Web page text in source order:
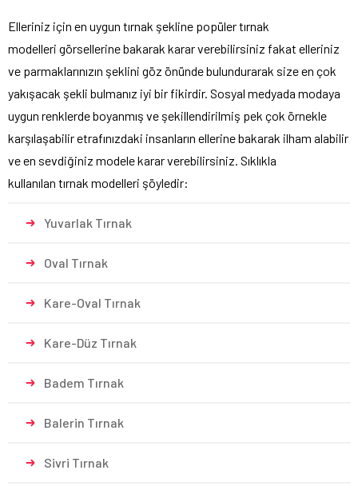
Elleriniz için en uygun tırnak şekline popüler tırnak
modelleri görsellerine bakarak karar verebilirsiniz fakat elleriniz
ve parmaklarınızın şeklini göz önünde bulundurarak size en çok
yakışacak şekli bulmanız iyi bir fikirdir. Sosyal medyada modaya
uygun renklerde boyanmış ve şekillendirilmiş pek çok örnekle
karşılaşabilir etrafınızdaki insanların ellerine bakarak ilham alabilir
ve en sevdiğiniz modele karar verebilirsiniz. Sıklıkla
kullanılan tırnak modelleri şöyledir:
Yuvarlak Tırnak
Oval Tırnak
Kare-Oval Tırnak
Kare-Düz Tırnak
Badem Tırnak
Balerin Tırnak
Sivri Tırnak